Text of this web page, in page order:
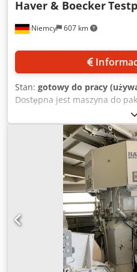
Niemcy 607 km
Haver & Boecker
Stan: gotowy do pracy
Dostępna jest maszyna do
& Boecker wykorzystywana
napełniania różnych sypkich
wyposażona w elektronikę
10 kg–50 kg, krok nastawy:
25 kg, wydajność przy 25 kg:
wilgotność produktu: 0%,
produktu: 20°C, materiał
włókniną filtracyjną.
obejrzenia na miejscu.